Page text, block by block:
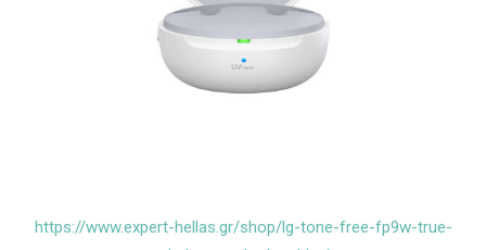
https://www.expert-hellas.gr/shop/lg-tone-free-fp9w-true-